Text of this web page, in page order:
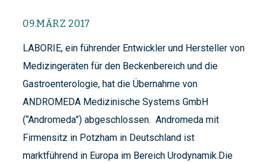
09.MÄRZ 2017
LABORIE, ein führender Entwickler und Hersteller von
Medizingeräten für den Beckenbereich und die
Gastroenterologie, hat die Übernahme von
ANDROMEDA Medizinische Systems GmbH
(“Andromeda”) abgeschlossen. Andromeda mit
Firmensitz in Potzham in Deutschland ist
marktführend in Europa im Bereich Urodynamik.Die